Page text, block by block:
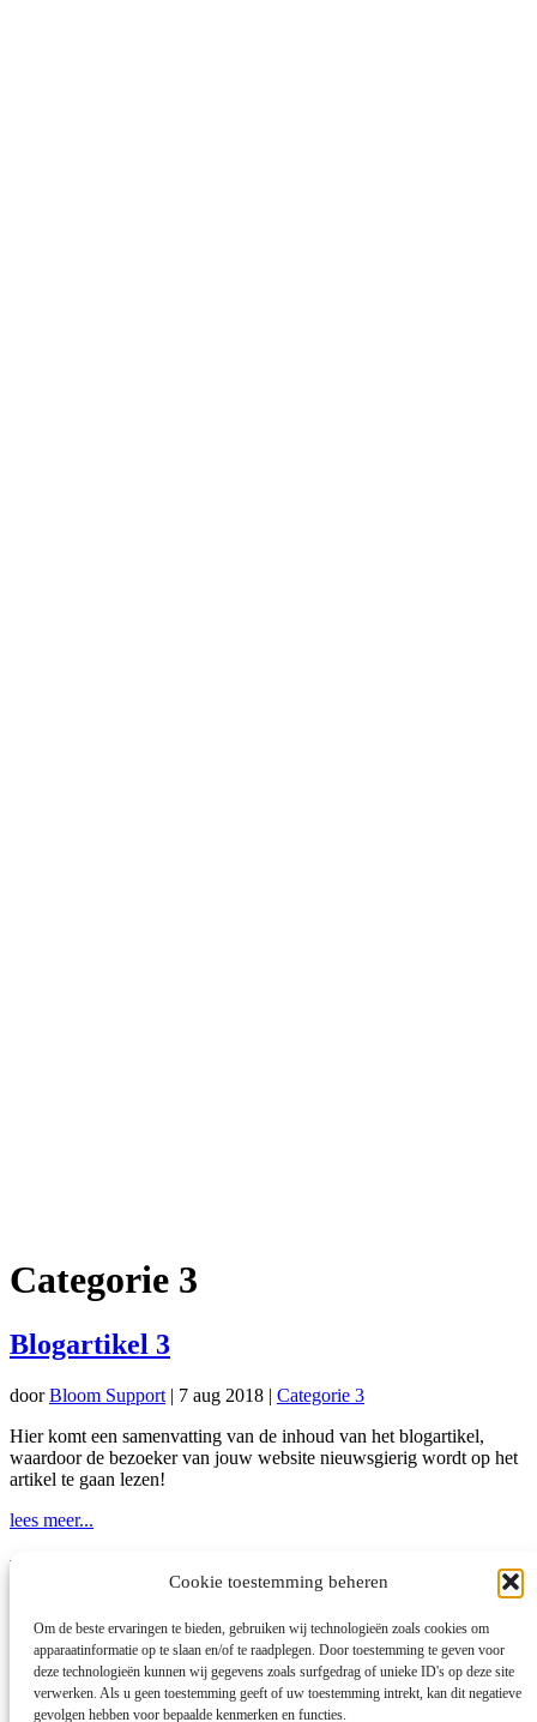
Cookie toestemming beheren
Om de beste ervaringen te bieden, gebruiken wij technologieën zoals cookies om
apparaatinformatie op te slaan en/of te raadplegen. Door toestemming te geven voor
deze technologieën kunnen wij gegevens zoals surfgedrag of unieke ID's op deze site
verwerken. Als u geen toestemming geeft of uw toestemming intrekt, kan dit negatieve
gevolgen hebben voor bepaalde kenmerken en functies.
Categorie 3
Blogartikel 3
doorBloom Support | 7 aug 2018 | Categorie 3
Hier komt een samenvatting van de inhoud van het blogartikel,
waardoor de bezoeker van jouw website nieuwsgierig wordt op het
artikel te gaan lezen!
lees meer...
Bedrijfsgegevens
Elburgerweg 70
7345 EE Wenum-Wiesel
06-44115990